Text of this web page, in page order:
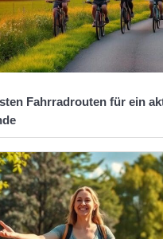
Fahrradrouten für ein